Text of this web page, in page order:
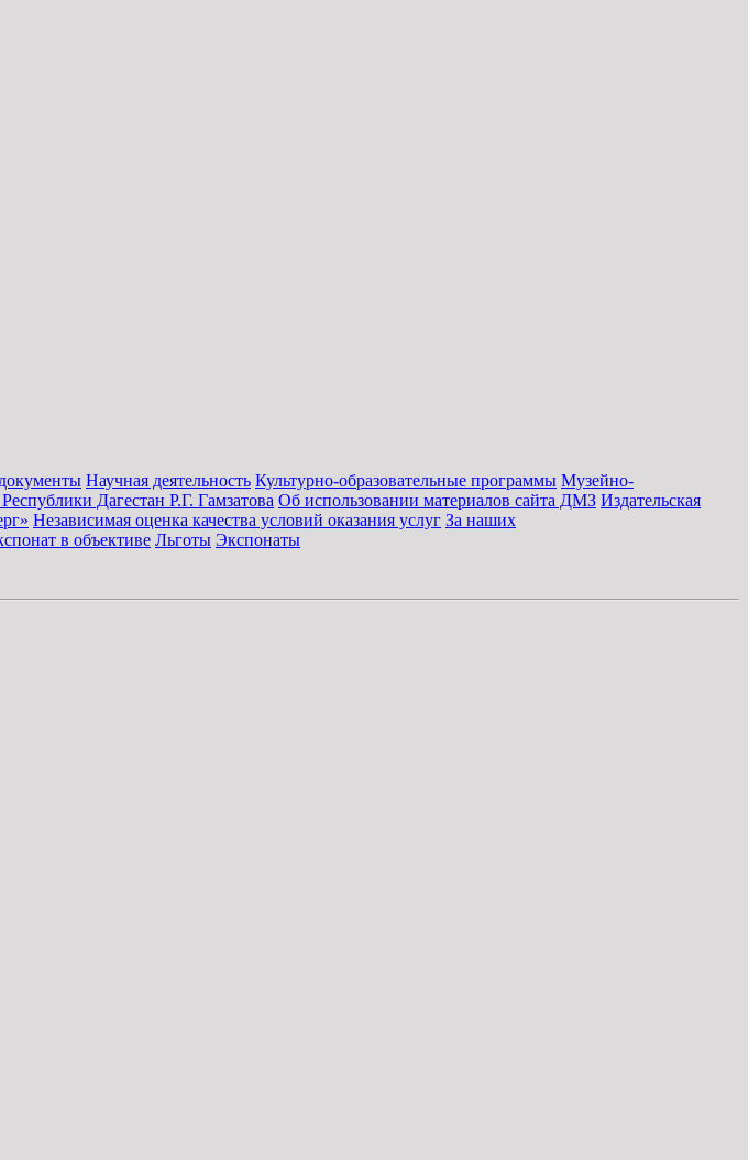
Научная деятельность Культурно-образовательные программы Музейно-
Дагестан Р.Г. Гамзатова Об использовании материалов сайта ДМЗ Издательская
Независимая оценка качества условий оказания услуг За наших
в объективе Льготы Экспонаты